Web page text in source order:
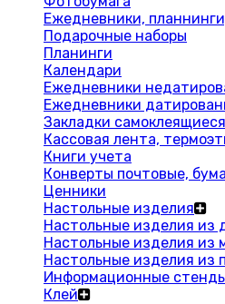
Ежедневники,
Подарочные наборы
Планинги
Календари
Ежедневники
Ежедневники
Закладки самоклеящиеся
Кассовая лента,
Книги учета
Конверты почтовые,
Ценники
Настольные изделия
Настольные изделия из
Настольные изделия из
Настольные изделия из
Информационные
Клей